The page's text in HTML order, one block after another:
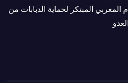
المغربي المبتكر لحماية الدبابات من